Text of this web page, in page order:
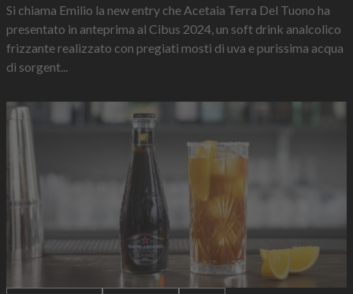
Si chiama Emilio la new entry che Acetaia Terra Del Tuono ha
presentato in anteprima al Cibus 2024, un soft drink analcolico
frizzante realizzato con pregiati mosti di uva e purissima acqua
di sorgent...